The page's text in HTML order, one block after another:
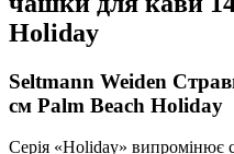
Holiday
Seltmann Weiden
см Palm Beach Holiday
Серія «Holiday» випромінює